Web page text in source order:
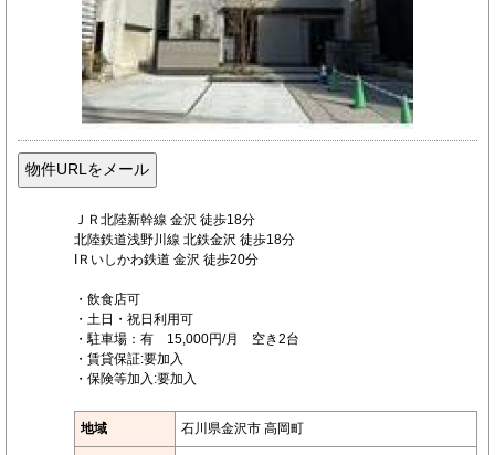
ＪＲ北陸新幹線 金沢 徒歩18分
北陸鉄道浅野川線 北鉄金沢 徒歩18分
IＲいしかわ鉄道 金沢 徒歩20分
・飲食店可
・土日・祝日利用可
・駐車場：有 15,000円/月 空き2台
・賃貸保証:要加入
・保険等加入:要加入
地域 石川県金沢市 高岡町